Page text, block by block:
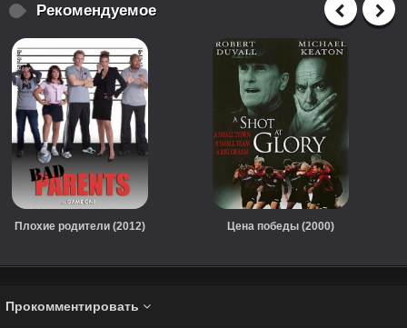
Рекомендуемое
Плохие родители (2012) Цена победы (2000)
Прокомментировать